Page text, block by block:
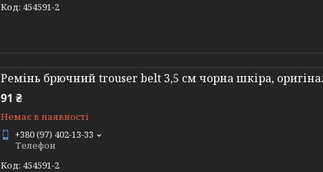
454591-2
Ремінь брючний trouser belt 3,5 см чорна шкіра,
91 ₴
Немає в наявності
+380 (97) 402-13-33
Телефон
454591-2